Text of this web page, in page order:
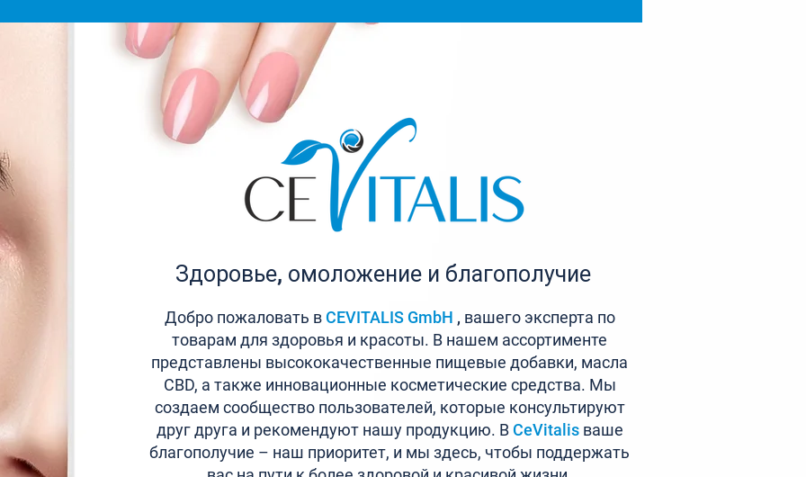
Здоровье, омоложение и благополучие
Добро пожаловать вCEVITALIS GmbH , вашего эксперта по
товарам для здоровья и красоты. В нашем ассортименте
представлены высококачественные пищевые добавки, масла
CBD, а также инновационные косметические средства. Мы
создаем сообщество пользователей, которые консультируют
друг друга и рекомендуют нашу продукцию. ВCeVitalisваше
благополучие – наш приоритет, и мы здесь, чтобы поддержать